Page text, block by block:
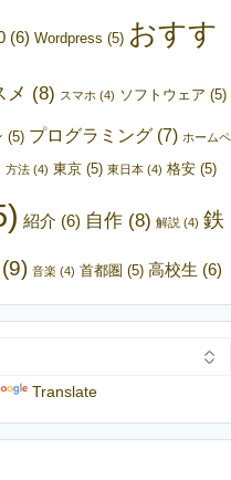
(6) Wordpress (5) おすす
メ (8) スマホ (4) ソフトウェア (5)
(5) プログラミング(7) ホームペ
方法(4) 東京(5) 東日本(4) 格安(5)
紹介 (6) 自作(8) 解説 (4) 鉄
音楽 (4) 首都圏 (5) 高校生 (6)
Translate